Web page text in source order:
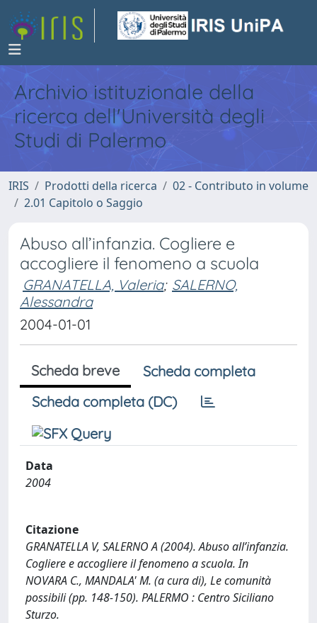
Archivio istituzionale della
ricerca dell'Università degli
Studi di Palermo
IRIS Prodotti della ricerca
02 - Contributo in volume
2.01 Capitolo o Saggio
Abuso all’infanzia. Cogliere e
accogliere il fenomeno a scuola
GRANATELLA, Valeria; SALERNO,
Alessandra
2004-01-01
Scheda breve
Scheda completa
Scheda completa (DC)
Data
2004
Citazione
GRANATELLA V, SALERNO A (2004). Abuso all’infanzia.
Cogliere e accogliere il fenomeno a scuola. In
NOVARA C., MANDALA' M. (a cura di), Le comunità
possibili (pp. 148-150). PALERMO : Centro Siciliano
Sturzo.